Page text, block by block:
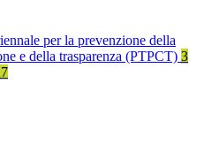
per la prevenzione della
e della trasparenza (PTPCT) 3